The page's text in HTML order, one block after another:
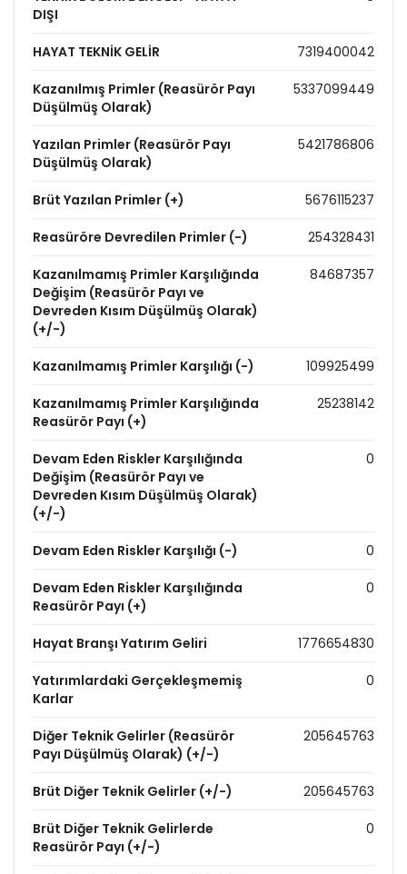
DIŞI
HAYAT TEKNİK GELİR 7319400042
Kazanılmış Primler (Reasürör Payı
Düşülmüş Olarak)
5337099449
Yazılan Primler (Reasürör Payı
Düşülmüş Olarak)
5421786806
Brüt Yazılan Primler (+) 5676115237
Reasüröre Devredilen Primler (-) 254328431
Kazanılmamış Primler Karşılığında
Değişim (Reasürör Payı ve
Devreden Kısım Düşülmüş Olarak)
(+/-)
84687357
Kazanılmamış Primler Karşılığı (-) 109925499
Kazanılmamış Primler Karşılığında
Reasürör Payı (+)
25238142
Devam Eden Riskler Karşılığında
Değişim (Reasürör Payı ve
Devreden Kısım Düşülmüş Olarak)
(+/-)
0
Devam Eden Riskler Karşılığı (-) 0
Devam Eden Riskler Karşılığında
Reasürör Payı (+)
0
Hayat Branşı Yatırım Geliri 1776654830
Yatırımlardaki Gerçekleşmemiş
Karlar
0
Diğer Teknik Gelirler (Reasürör
Payı Düşülmüş Olarak) (+/-)
205645763
Brüt Diğer Teknik Gelirler (+/-) 205645763
Brüt Diğer Teknik Gelirlerde
Reasürör Payı (+/-)
0